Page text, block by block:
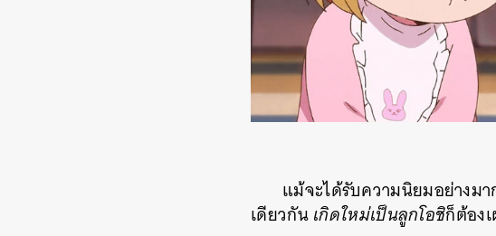
แม้จะได้รับความนิยมอย่างม
เดียวกันเกิดใหม่เป็นลูกโอชิก็ต้อง